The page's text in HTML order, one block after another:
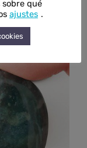
qué
ajustes .